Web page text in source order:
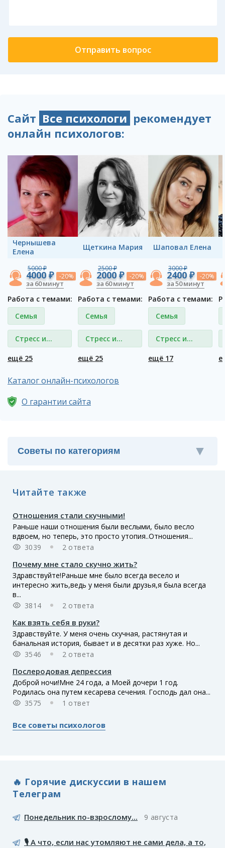
Сайт Все психологи рекомендует
онлайн психологов:
Чернышева
Елена
5000 ₽
4000 ₽ -20%
за 60 минут
Работа с темами:
Семья
Стресс и
депрессия
ещё 25
Щеткина Мария
2500 ₽
2000 ₽ -20%
за 60 минут
Работа с темами:
Семья
Стресс и
депрессия
ещё 25
Шаповал Елена
3000 ₽
2400 ₽ -20%
за 50 минут
Работа с темами:
Семья
Стресс и
депрессия
ещё 17
Каталог онлайн-психологов
О гарантии сайта
Читайте также
Отношения стали скучными!
Раньше наши отношения были веслыми, было весло
вдвоем, но теперь, это просто утопия..Отношения...
3039
2 ответа
Почему мне стало скучно жить?
Здравствуйте!Раньше мне было всегда весело и
интересно жить,ведь у меня были друзья,я была всегда
в...
3814
2 ответа
Как взять себя в руки?
Здравствуйте. У меня очень скучная, растянутая и
банальная история, бывает и в десятки раз хуже. Но...
3546
2 ответа
Послеродовая депрессия
Доброй ночи!Мне 24 года, а Моей дочери 1 год.
Родилась она путем кесарева сечения. Господь дал она...
3575
1 ответ
Все советы психологов
🔥 Горячие дискуссии в нашем
Телеграм
Понедельник по-взрослому... 9 августа
🎙️ А что, если нас утомляют не сами дела, а то,